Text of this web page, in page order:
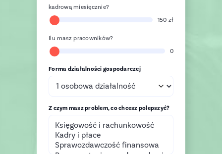
kadrową miesięcznie?
150 zł
Ilu masz pracowników?
0
Forma działalności gospodarczej
Z czym masz problem, co chcesz polepszyć?